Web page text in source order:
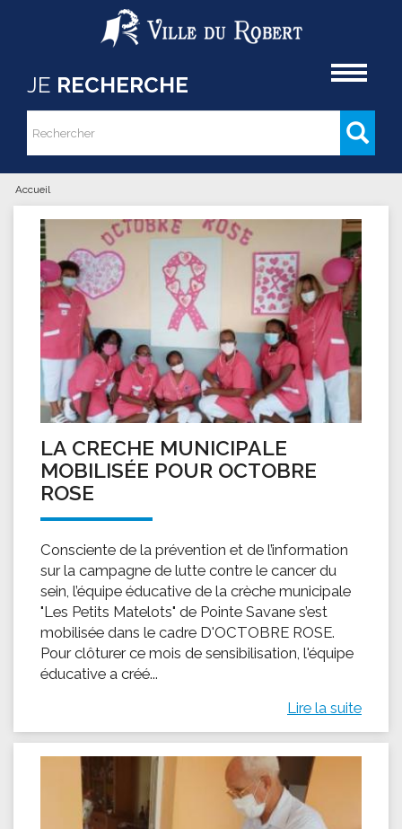
Aller au contenu principal
JE RECHERCHE
Formulaire de recherche
Rechercher
Vous êtes ici
Accueil
LA CRECHE MUNICIPALE
MOBILISÉE POUR OCTOBRE
ROSE
Consciente de la prévention et de l’information
sur la campagne de lutte contre le cancer du
sein, l’équipe éducative de la crèche municipale
"Les Petits Matelots" de Pointe Savane s’est
mobilisée dans le cadre D'OCTOBRE ROSE.
Pour clôturer ce mois de sensibilisation, l'équipe
éducative a créé...
Lire la suite